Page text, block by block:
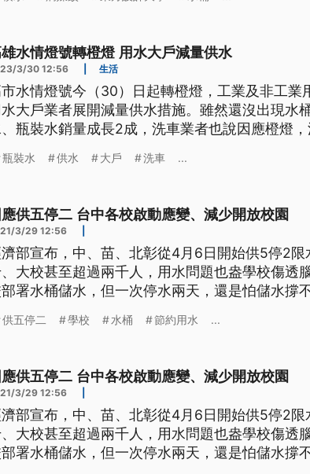
水情燈號轉橙燈 用水大戶減量供水
3/30 12:56 生活
水情燈號今（30）日起轉橙燈，工業及非工業
水大戶業者展開減量供水措施。雖然還沒出現水
瓶裝水銷量成長2成，洗車業者也說因應橙燈，
瓶裝水 供水 大戶 洗車 ...
應供五停二 台中各校啟動應變、減少開放校園
3/29 12:56
部宣布，中、苗、北彰從4月6日開始供5停2
大校甚至超過兩千人，用水問題也盎學校傷透
署水桶儲水，但一次停水兩天，還是怕儲水撐不過兩天。 上完美
流在水桶內洗手，這樣是為了降低用水量，減少
供五停二 學校 水桶 節約用水 ...
應供五停二 台中各校啟動應變、減少開放校園
3/29 12:56
部宣布，中、苗、北彰從4月6日開始供5停2
大校甚至超過兩千人，用水問題也盎學校傷透
署水桶儲水，但一次停水兩天，還是怕儲水撐不過兩天。 上完美